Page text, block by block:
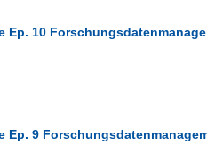
Ep. 10
Ep. 9